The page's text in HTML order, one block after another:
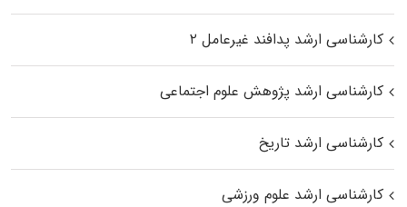
کارشناسی ارشد پدافند غیرعامل ۲
کارشناسی ارشد پژوهش علوم اجتماعی
کارشناسی ارشد تاریخ
کارشناسی ارشد علوم ورزشی